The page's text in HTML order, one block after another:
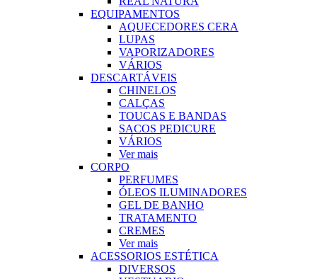
EQUIPAMENTOS
AQUECEDORES CERA
LUPAS
VAPORIZADORES
VÁRIOS
DESCARTÁVEIS
CHINELOS
CALÇAS
TOUCAS E BANDAS
SACOS PEDICURE
VÁRIOS
Ver mais
CORPO
PERFUMES
ÓLEOS ILUMINADORES
GEL DE BANHO
TRATAMENTO
CREMES
Ver mais
ACESSORIOS ESTÉTICA
DIVERSOS